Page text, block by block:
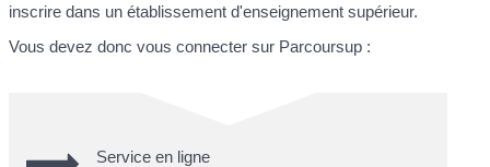
inscrire dans un établissement d'enseignement supérieur.
Vous devez donc vous connecter sur Parcoursup :
Service en ligne